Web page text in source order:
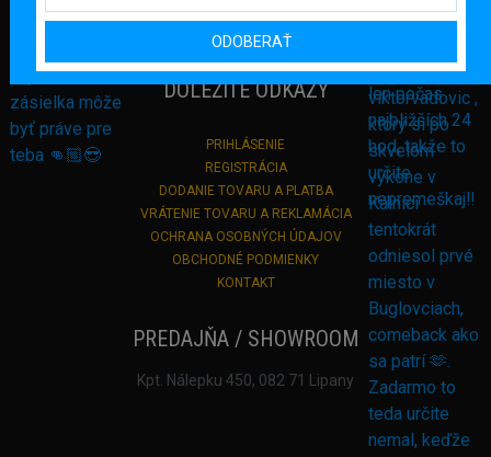
Podporujeme online platby
DÔLEŽITÉ ODKAZY
PRIHLÁSENIE
REGISTRÁCIA
DODANIE TOVARU A PLATBA
VRÁTENIE TOVARU A REKLAMÁCIA
OCHRANA OSOBNÝCH ÚDAJOV
OBCHODNÉ PODMIENKY
KONTAKT
PREDAJŇA / SHOWROOM
Kpt. Nálepku 450, 082 71 Lipany
ODOBERAŤ